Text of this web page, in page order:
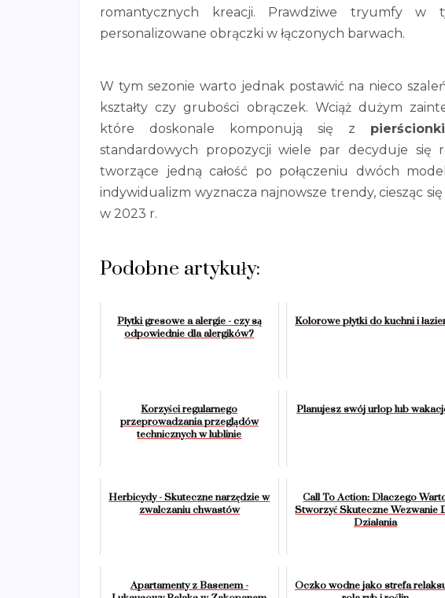
romantycznych kreacji. Prawdziwe tryumfy w
personalizowane obrączki w łączonych barwach.
W tym sezonie warto jednak postawić na nieco
kształty czy grubości obrączek. Wciąż dużym
które doskonale komponują się z
standardowych propozycji wiele par decyduje się
tworzące jedną całość po połączeniu dwóch
indywidualizm wyznacza najnowsze trendy, ciesząc
w 2023 r.
Podobne artykuły:
Płytki gresowe a alergie - czy są
odpowiednie dla alergików?
Kolorowe płytki do kuchni i
Korzyści regularnego
przeprowadzania przeglądów
technicznych w lublinie
Planujesz swój urlop lub
Herbicydy - Skuteczne narzędzie w
zwalczaniu chwastów
Call To Action: Dlaczego
Stworzyć Skuteczne Wezwanie
Działania
Apartamenty z Basenem -
Oczko wodne jako strefa